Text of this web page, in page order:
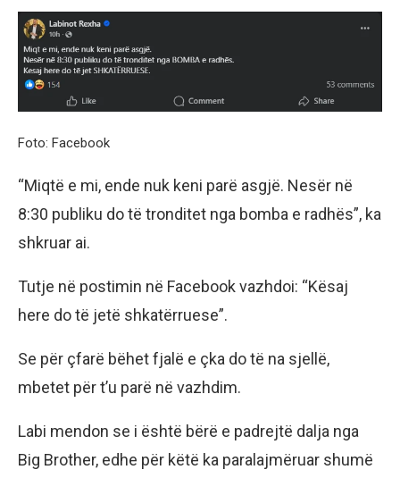
Foto: Facebook
“Miqtë e mi, ende nuk keni parë asgjë. Nesër në
8:30 publiku do të tronditet nga bomba e radhës”, ka
shkruar ai.
Tutje në postimin në Facebook vazhdoi: “Kësaj
here do të jetë shkatërruese”.
Se për çfarë bëhet fjalë e çka do të na sjellë,
mbetet për t’u parë në vazhdim.
Labi mendon se i është bërë e padrejtë dalja nga
Big Brother, edhe për këtë ka paralajmëruar shumë